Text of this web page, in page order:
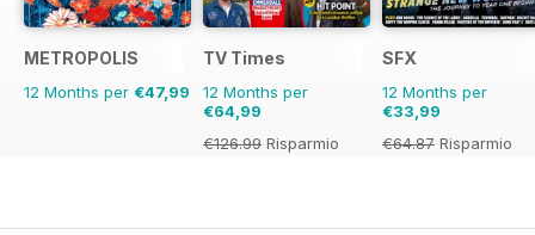
METROPOLIS
12 Months per €47,99
TV Times
12 Months per
€64,99
€126.99 Risparmio
SFX
12 Months per
€33,99
€64.87 Risparmio